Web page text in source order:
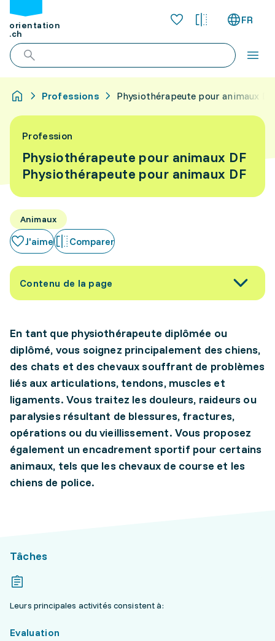
orientation
.ch
FR
Professions Physiothérapeute pour animaux
Profession
Physiothérapeute pour animaux DF
Physiothérapeute pour animaux DF
Animaux
J'aime Comparer
Contenu de la page
En tant que physiothérapeute diplômée ou
diplômé, vous soignez principalement des chiens,
des chats et des chevaux souffrant de problèmes
liés aux articulations, tendons, muscles et
ligaments. Vous traitez les douleurs, raideurs ou
paralysies résultant de blessures, fractures,
opérations ou du vieillissement. Vous proposez
également un encadrement sportif pour certains
animaux, tels que les chevaux de course et les
chiens de police.
Tâches
Leurs principales activités consistent à:
Evaluation